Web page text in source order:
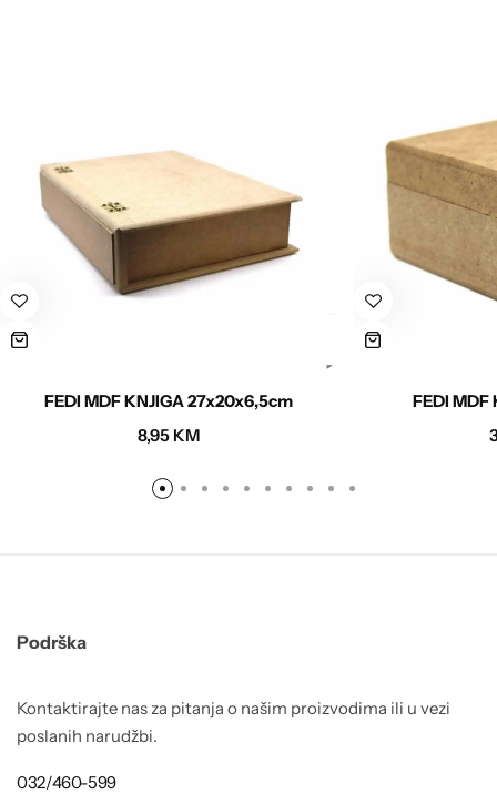
FEDI MDF KNJIGA 27x20x6,5cm
8,95 KM
FEDI
Podrška
Kontaktirajte nas za pitanja o našim proizvodima ili u vezi
poslanih narudžbi.
032/460-599